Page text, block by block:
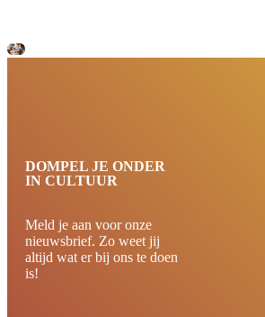
DOMPEL JE ONDER
IN CULTUUR
Meld je aan voor onze
nieuwsbrief. Zo weet jij
altijd wat er bij ons te doen
is!